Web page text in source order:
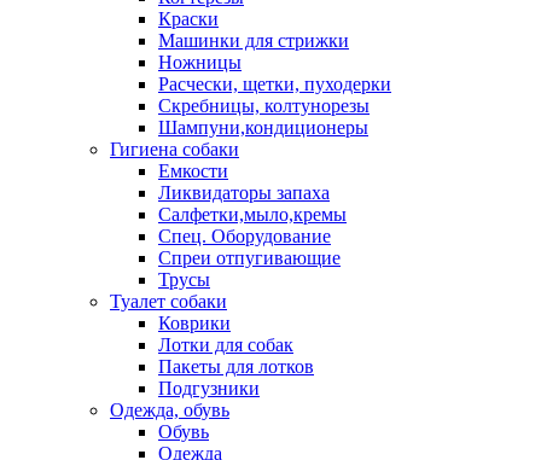
Краски
Машинки для стрижки
Ножницы
Расчески, щетки, пуходерки
Скребницы, колтунорезы
Шампуни,кондиционеры
Гигиена собаки
Емкости
Ликвидаторы запаха
Салфетки,мыло,кремы
Спец. Оборудование
Спреи отпугивающие
Трусы
Туалет собаки
Коврики
Лотки для собак
Пакеты для лотков
Подгузники
Одежда, обувь
Обувь
Одежда